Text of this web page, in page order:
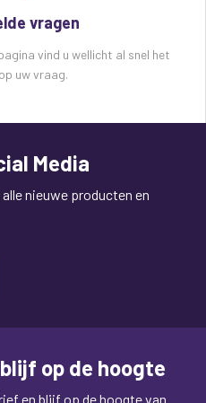
vragen
vind u wellicht al snel het
uw vraag.
Media
nieuwe producten en
op de hoogte
en blijf op de hoogte van